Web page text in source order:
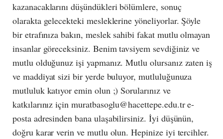
kazanacaklarını düşündükleri bölümlere, sonuç
olarakta gelecekteki mesleklerine yöneliyorlar. Şöyle
bir etrafınıza bakın, meslek sahibi fakat mutlu olmayan
insanlar göreceksiniz. Benim tavsiyem sevdiğiniz ve
mutlu olduğunuz işi yapmanız. Mutlu olursanız zaten iş
ve maddiyat sizi bir yerde buluyor, mutluluğunuza
mutluluk katıyor emin olun ;) Sorularınız ve
katkılarınız içinmuratbasoglu@hacettepe.edu.tre-
posta adresinden bana ulaşabilirsiniz. İyi düşünün,
doğru karar verin ve mutlu olun. Hepinize iyi tercihler.